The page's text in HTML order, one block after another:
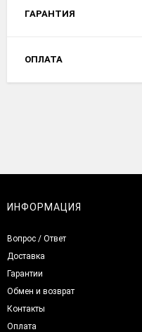
ГАРАНТИЯ
ОПЛАТА
ИНФОРМАЦИЯ
Вопрос / Ответ
Доставка
Гарантии
Обмен и возврат
Контакты
Оплата